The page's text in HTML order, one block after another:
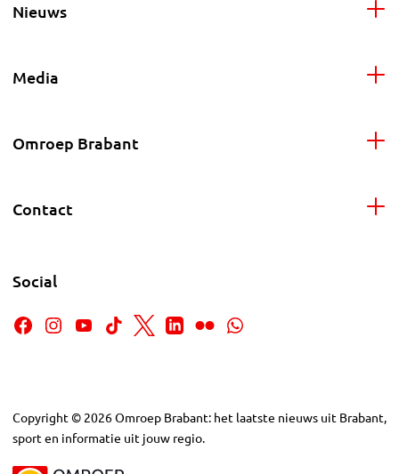
Nieuws
Media
Omroep Brabant
Contact
Social
Copyright © 2026Omroep Brabant: het laatste nieuws uit Brabant,
sport en informatie uit jouw regio.